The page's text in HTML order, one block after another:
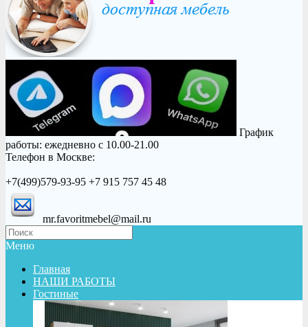
График
работы: ежедневно с 10.00-21.00
Телефон в Москве:
+7(499)579-93-95 +7 915 757 45 48
mr.favoritmebel@mail.ru
Меню
Главная
НАШИ РАБОТЫ
Гостиные